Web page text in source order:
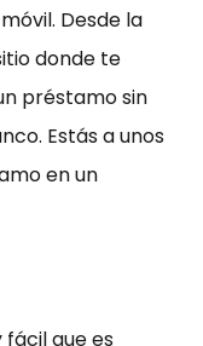
Desde la
donde te
préstamo sin
Estás a unos
en un
que es